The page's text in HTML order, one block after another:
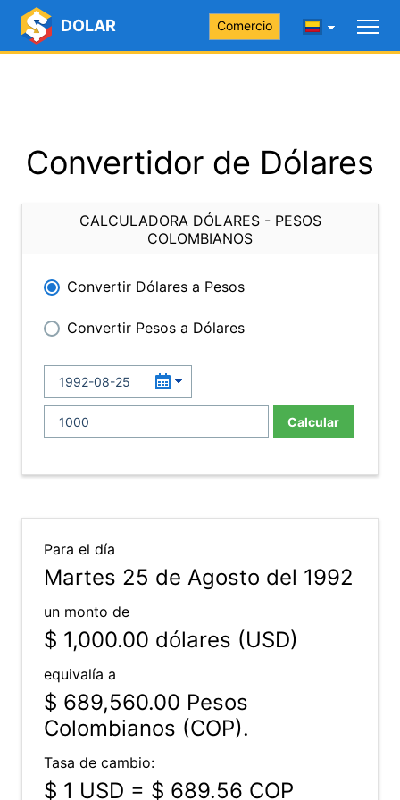
DOLAR Comercio
Convertidor de Dólares
CALCULADORA DÓLARES - PESOS
COLOMBIANOS
Convertir Dólares a Pesos
Convertir Pesos a Dólares
Calcular
Para el día
Martes 25 de Agosto del 1992
un monto de
$ 1,000.00 dólares (USD)
equivalía a
$ 689,560.00 Pesos
Colombianos (COP).
Tasa de cambio:
$ 1 USD = $ 689.56 COP